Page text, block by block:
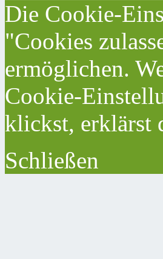
Die Cookie-
"Cookies
ermöglichen.
Cookie-
klickst, erklärst
Schließen